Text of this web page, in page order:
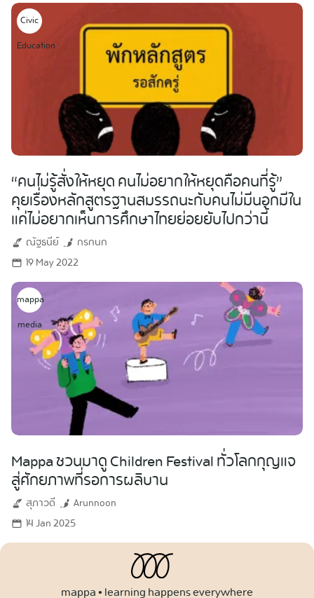
Civic
Education
“คนไม่รู้สั่งให้หยุด คนไม่อยากให้หยุดคือคนที่รู้”
คุยเรื่องหลักสูตรฐานสมรรถนะกับคนไม่มีนอกมีใน
แค่ไม่อยากเห็นการศึกษาไทยย่อยยับไปกว่านี้
ณัฐธนีย์
กรกนก
19 May 2022
mappa
media
Mappa ชวนมาดู Children Festival ทั่วโลกกุญแจ
สู่ศักยภาพที่รอการผลิบาน
สุภาวดี
Arunnoon
14 Jan 2025
mappa • learning happens everywhere